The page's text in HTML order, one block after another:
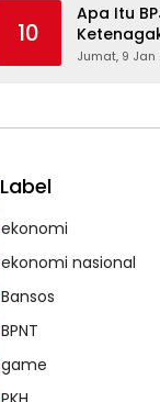
10
Apa Itu
Lengkap
Jumat, 9 Jan
Label
ekonomi
ekonomi nasional
Bansos
BPNT
game